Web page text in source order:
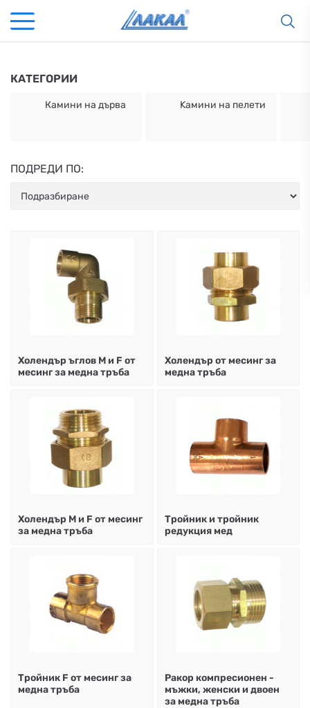
КАМИНИ
ДЪРВА
KОТЛИ
НА
ГАЗ
КАТЕГОРИИ
Камини на дърва Kамини на пелети
ПОДРЕДИ ПО:
Холендър ъглов М и F от
месинг за медна тръба
Холендър от месинг за
медна тръба
Холендър М и F от месинг
за медна тръба
Тройник и тройник
редукция мед
Тройник F от месинг за
медна тръба
Ракор компресионен -
мъжки, женски и двоен
за медна тръба